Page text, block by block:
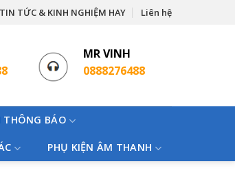
TIN TỨC & KINH NGHIỆM HAY Liên hệ
MR VINH
0888276488
BÁO
PHỤ KIỆN ÂM THANH